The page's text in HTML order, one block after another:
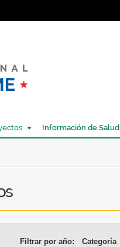
Información de Salud
Filtrar por año:
Categoría